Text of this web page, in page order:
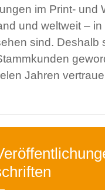
im Print- und
und weltweit –
sind. Deshalb
Jahren